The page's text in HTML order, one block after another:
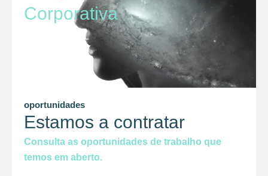
Corporativa
oportunidades
Estamos a contratar
Consulta as oportunidades de trabalho que
temos em aberto.